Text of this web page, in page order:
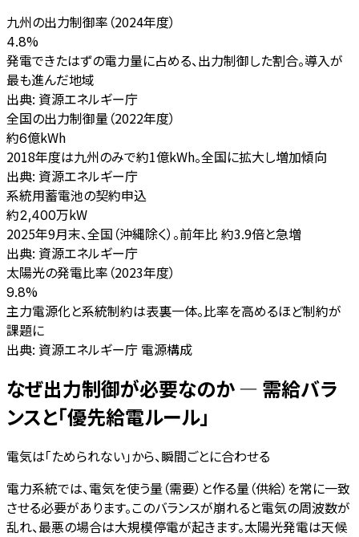
九州の出力制御率（2024年度）
4.8%
発電できたはずの電力量に占める、出力制御した割合。導入が
最も進んだ地域
出典: 資源エネルギー庁
全国の出力制御量（2022年度）
約6億kWh
2018年度は九州のみで約1億kWh。全国に拡大し増加傾向
出典: 資源エネルギー庁
系統用蓄電池の契約申込
約2,400万kW
2025年9月末、全国（沖縄除く）。前年比 約3.9倍と急増
出典: 資源エネルギー庁
太陽光の発電比率（2023年度）
9.8%
主力電源化と系統制約は表裏一体。比率を高めるほど制約が
課題に
出典: 資源エネルギー庁 電源構成
なぜ出力制御が必要なのか — 需給バラ
ンスと「優先給電ルール」
電気は「ためられない」から、瞬間ごとに合わせる
電力系統では、電気を使う量（需要）と作る量（供給）を常に一致
させる必要があります。このバランスが崩れると電気の周波数が
乱れ、最悪の場合は大規模停電が起きます。太陽光発電は天候